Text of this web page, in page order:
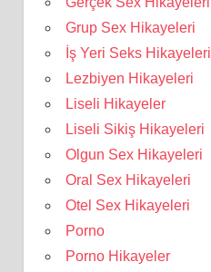
Grup Sex Hikayeleri
İş Yeri Seks Hikayeleri
Lezbiyen Hikayeleri
Liseli Hikayeler
Liseli Sikiş Hikayeleri
Olgun Sex Hikayeleri
Oral Sex Hikayeleri
Otel Sex Hikayeleri
Porno
Porno Hikayeler